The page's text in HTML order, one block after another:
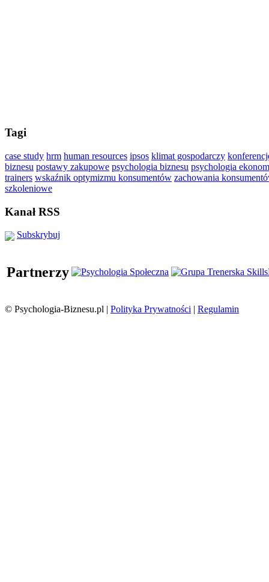
Tagi
case study hrm human resources ipsos klimat gospodarczy
biznesu postawy zakupowe psychologia biznesu psychologia
trainers wskaźnik optymizmu konsumentów zachowania
szkoleniowe
Kanał RSS
Subskrybuj
Partnerzy
© Psychologia-Biznesu.pl | Polityka Prywatności | Regulamin